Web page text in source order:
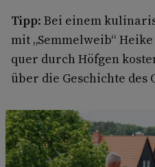
Tipp: Bei einem
mit „Semmelweib“
quer durch Höfgen
über die Geschichte des